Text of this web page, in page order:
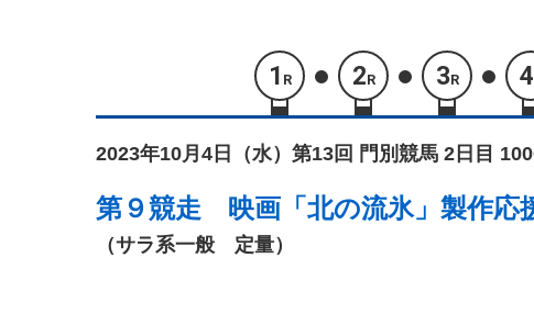
1 R 2R 3R 4
2023年10月4日（水） 第13回 門別競馬 2日目
第９競走 映画「北の流氷」製作応
（サラ系一般 定量）